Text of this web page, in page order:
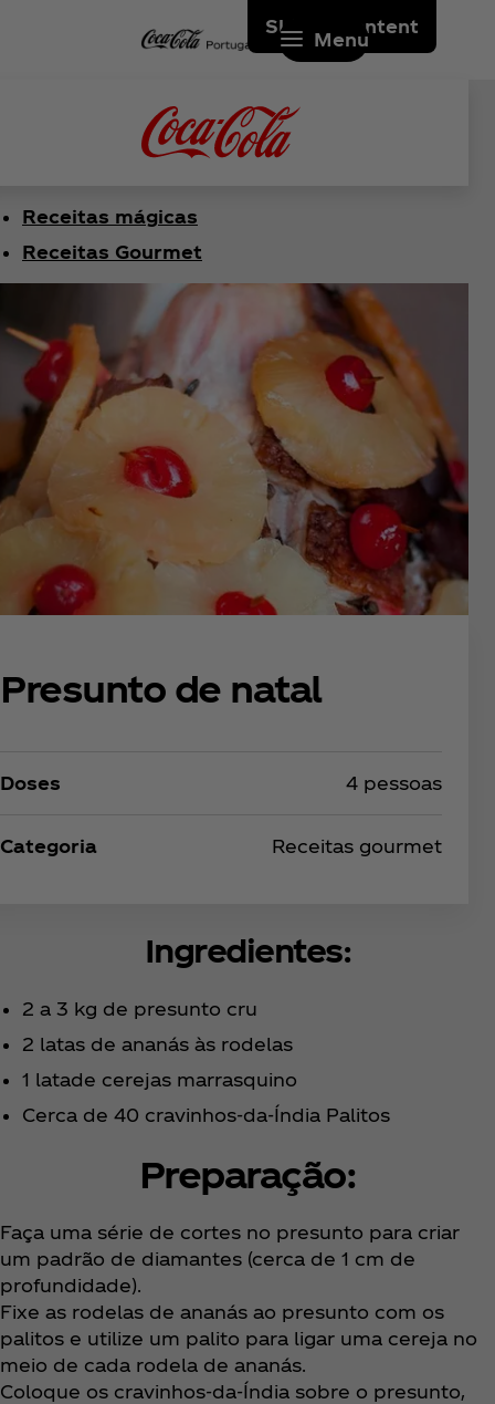
Skip to content
Menu
Receitas mágicas
Receitas Gourmet
Presunto de natal
Doses 4 pessoas
Categoria Receitas gourmet
Ingredientes:
2 a 3 kg de presunto cru
2 latas de ananás às rodelas
1 latade cerejas marrasquino
Cerca de 40 cravinhos-da-Índia Palitos
Preparação:
Faça uma série de cortes no presunto para criar
um padrão de diamantes (cerca de 1 cm de
profundidade).
Fixe as rodelas de ananás ao presunto com os
palitos e utilize um palito para ligar uma cereja no
meio de cada rodela de ananás.
Coloque os cravinhos-da-Índia sobre o presunto,